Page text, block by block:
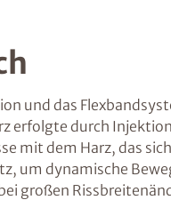
und das
durch
mit dem Harz, das
um dynamische
großen